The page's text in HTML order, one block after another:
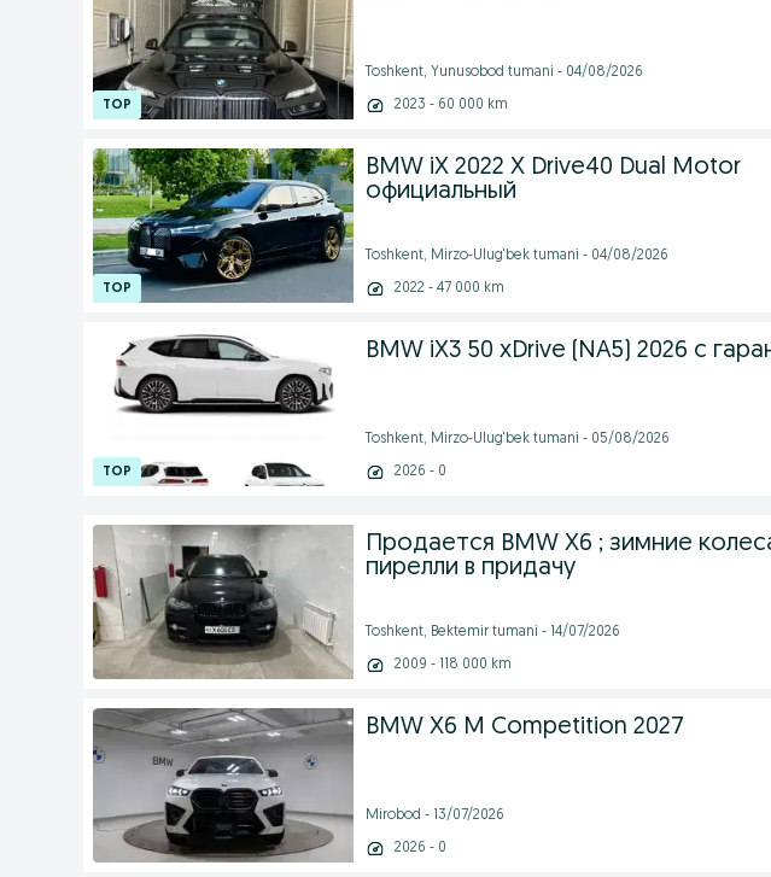
Toshkent, Yunusobod tumani - 04/08/2026
2023 - 60 000 km
BMW iX 2022 X Drive40 Dual Motor
официальный
Toshkent, Mirzo-Ulug‘bek tumani - 04/08/2026
2022 - 47 000 km
BMW iX3 50 xDrive (NA5) 2026 с
Toshkent, Mirzo-Ulug‘bek tumani - 05/08/2026
2026 - 0
Продается BMW X6 ; зимние
пирелли в придачу
Toshkent, Bektemir tumani - 14/07/2026
2009 - 118 000 km
BMW X6 M Competition 2027
Mirobod - 13/07/2026
2026 - 0